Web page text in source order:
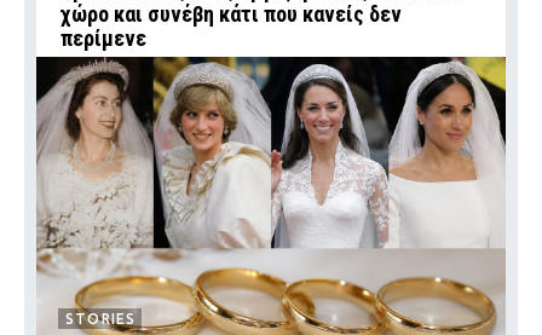
χώρο και συνέβη κάτι που κανείς δεν
περίμενε
STORIES